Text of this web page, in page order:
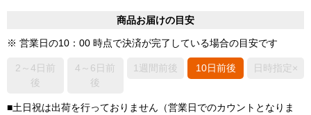
商品お届けの目安
※ 営業日の10：00 時点で決済が完了している場合の目安です
2～4日前
後
4～6日前
後
1週間前後 10日前後 日時指定×
■土日祝は出荷を行っておりません（営業日でのカウントとなりま